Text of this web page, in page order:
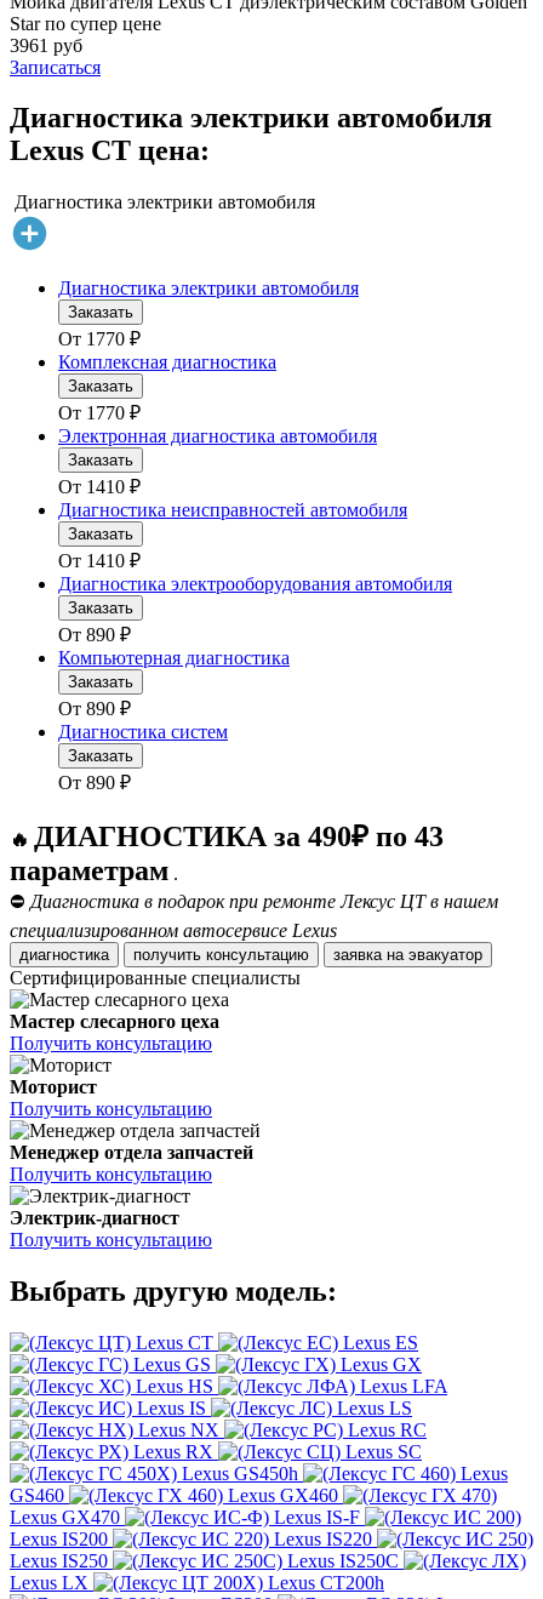
Star по супер цене
3961 руб
Записаться
Диагностика электрики автомобиля
Lexus CT цена:
Диагностика электрики автомобиля
Диагностика электрики автомобиля
Заказать
От 1770 ₽
Комплексная диагностика
Заказать
От 1770 ₽
Электронная диагностика автомобиля
Заказать
От 1410 ₽
Диагностика неисправностей автомобиля
Заказать
От 1410 ₽
Диагностика электрооборудования автомобиля
Заказать
От 890 ₽
Компьютерная диагностика
Заказать
От 890 ₽
Диагностика систем
Заказать
От 890 ₽
🔥 ДИАГНОСТИКА за 490₽ по 43
параметрам .
⛔ Диагностика в подарок при ремонте Лексус ЦТ в нашем
специализированном автосервисе Lexus
диагностика получить консультацию заявка на эвакуатор
Сертифицированные специалисты
Мастер слесарного цеха
Получить консультацию
Моторист
Получить консультацию
Менеджер отдела запчастей
Получить консультацию
Электрик-диагност
Получить консультацию
Выбрать другую модель:
Lexus CT
Lexus ES
Lexus GS
Lexus GX
Lexus HS
Lexus LFA
Lexus IS
Lexus LS
Lexus NX
Lexus RC
Lexus RX
Lexus SC
Lexus GS450h
Lexus
GS460
Lexus GX460
Lexus GX470
Lexus IS-F
Lexus IS200
Lexus IS220
Lexus IS250
Lexus IS250C
Lexus LX
Lexus CT200h